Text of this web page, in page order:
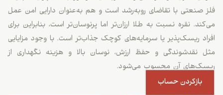
فلز صنعتی با تقاضای رو‌به‌رشد است و هم به‌عنوان دارایی امن عمل
می‌کند. نقره نسبت به طلا ارزان‌تر اما پرنوسان‌تر است، بنابراین برای
افراد ریسک‌پذیر یا سرمایه‌های کوچک جذاب‌تر است. با وجود مزایایی
مثل نقدشوندگی و حفظ ارزش، نوسان بالا و هزینه نگهداری از
ریسک‌های آن محسوب می‌شود.
بازکردن حساب